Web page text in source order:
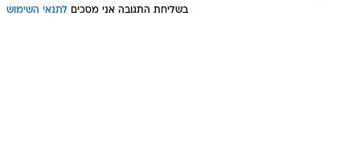
בשליחת התגובה אני מסכים לתנאי השימוש